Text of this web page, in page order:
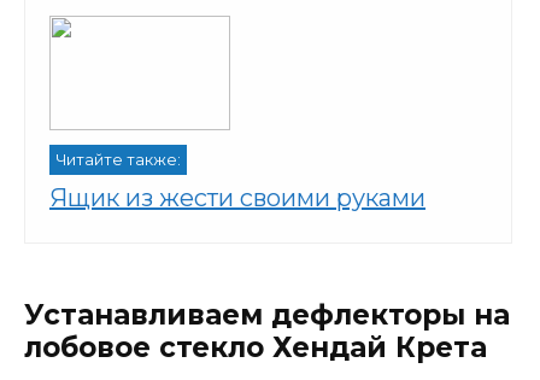
Читайте также:
Ящик из жести своими руками
Устанавливаем дефлекторы на
лобовое стекло Хендай Крета